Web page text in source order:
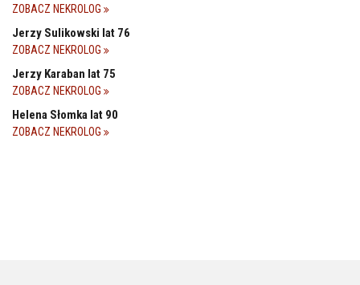
ZOBACZ NEKROLOG
Jerzy Sulikowski lat 76
ZOBACZ NEKROLOG
Jerzy Karaban lat 75
ZOBACZ NEKROLOG
Helena Słomka lat 90
ZOBACZ NEKROLOG